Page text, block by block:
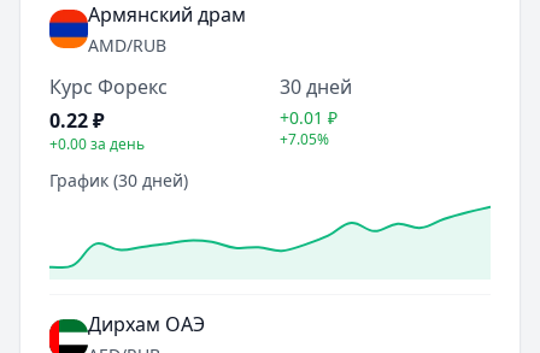
Армянский драм
AMD/RUB
Курс Форекс
0.22₽
+0.00за день
30 дней
+0.01 ₽
+7.05%
График (30 дней)
Дирхам ОАЭ